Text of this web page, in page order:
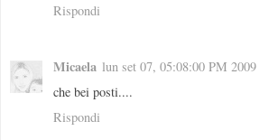
Rispondi
Micaela lun set 07, 05:08:00 PM 2009
che bei posti....
Rispondi